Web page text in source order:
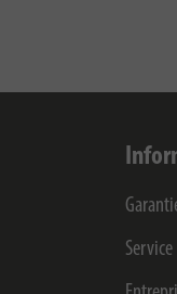
Service